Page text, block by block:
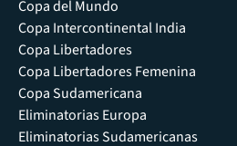
Copa del Mundo
Copa Intercontinental India
Copa Libertadores
Copa Libertadores Femenina
Copa Sudamericana
Eliminatorias Europa
Eliminatorias Sudamericanas